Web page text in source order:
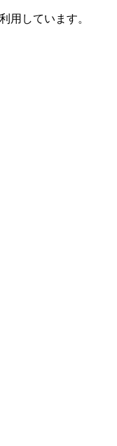
用しています。